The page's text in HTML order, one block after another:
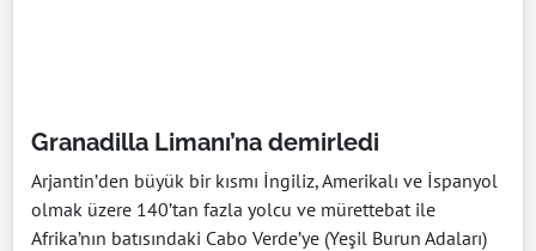
Granadilla Limanı’na demirledi
Arjantin’den büyük bir kısmı İngiliz, Amerikalı ve İspanyol
olmak üzere 140’tan fazla yolcu ve mürettebat ile
Afrika’nın batısındaki Cabo Verde’ye (Yeşil Burun Adaları)